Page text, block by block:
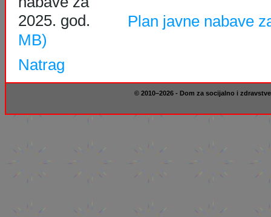
Plan javne nabave
MB)
Natrag
© 2010–2026 - Dom za socijalno i